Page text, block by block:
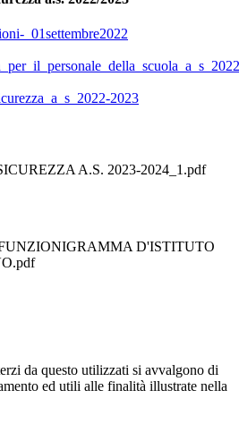
_01settembre2022
2023
A.S. 2023-2024_1.pdf
D'ISTITUTO
da questo utilizzati si avvalgono di
ed utili alle finalità illustrate nella